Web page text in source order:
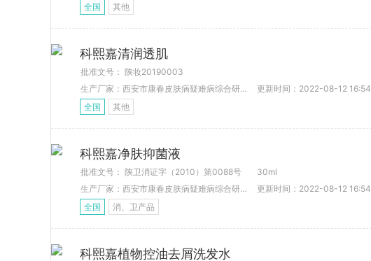
全国
其他
科熙嘉清润透肌
批准文号： 陕妆20190003
生产厂家：西安市康春皮肤病疑难病综合研究所
更新时间：2022-08-12 16:54
全国
其他
科熙嘉净肤抑菌液
批准文号： 陕卫消证字（2010）第0088号
30ml
生产厂家：西安市康春皮肤病疑难病综合研究所
更新时间：2022-08-12 16:54
全国
消、卫产品
科熙嘉植物控油去屑洗发水